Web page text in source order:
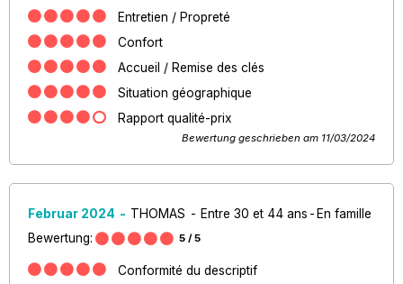
Entretien / Propreté
Confort
Accueil / Remise des clés
Situation géographique
Rapport qualité-prix
Bewertung geschrieben am 11/03/2024
Februar 2024 THOMAS Entre 30 et 44 ans
En famille
Bewertung:
5 / 5
Conformité du descriptif